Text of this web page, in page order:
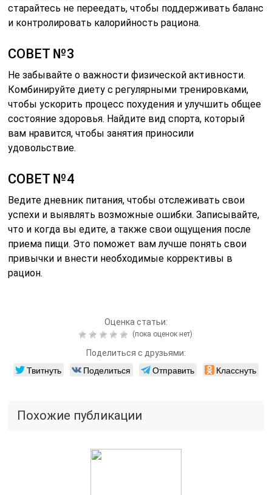
старайтесь не переедать, чтобы поддерживать баланс
и контролировать калорийность рациона.
СОВЕТ №3
Не забывайте о важности физической активности.
Комбинируйте диету с регулярными тренировками,
чтобы ускорить процесс похудения и улучшить общее
состояние здоровья. Найдите вид спорта, который
вам нравится, чтобы занятия приносили
удовольствие.
СОВЕТ №4
Ведите дневник питания, чтобы отслеживать свои
успехи и выявлять возможные ошибки. Записывайте,
что и когда вы едите, а также свои ощущения после
приема пищи. Это поможет вам лучше понять свои
привычки и внести необходимые коррективы в
рацион.
Оценка статьи:
(пока оценок нет)
Поделиться с друзьями:
Твитнуть Поделиться Отправить Класснуть
Похожие публикации